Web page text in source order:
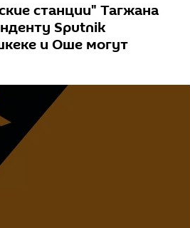
станции" Тагжана
Sputnik
и Оше могут